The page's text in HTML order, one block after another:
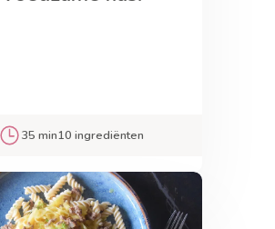
35 min10 ingrediënten